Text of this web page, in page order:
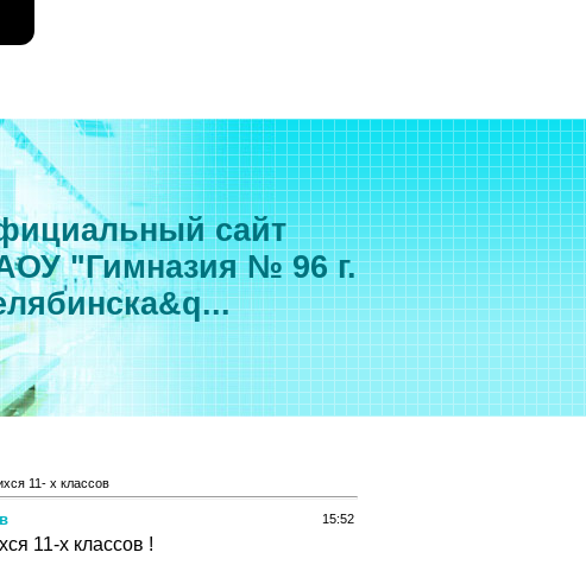
сайт
"Гимназия № 96 г.
11- х классов
15:52
11-х классов !